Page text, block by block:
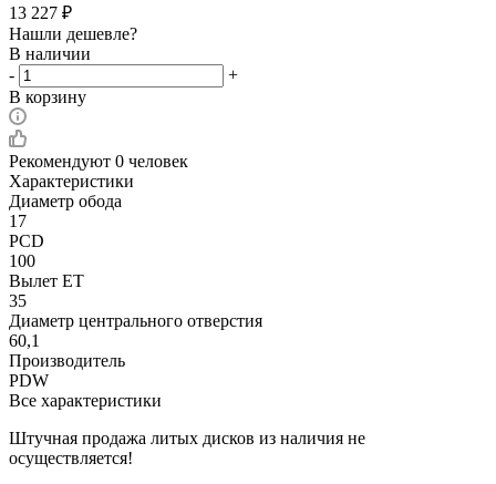
13 227 ₽
Нашли дешевле?
В наличии
-
+
В корзину
Рекомендуют 0 человек
Характеристики
Диаметр обода
17
PCD
100
Вылет ET
35
Диаметр центрального отверстия
60,1
Производитель
PDW
Все характеристики
Штучная продажа литых дисков из наличия не
осуществляется!